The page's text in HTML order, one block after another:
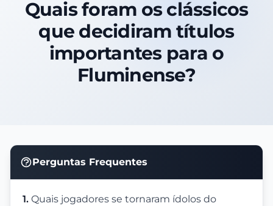
Quais foram os clássicos
que decidiram títulos
importantes para o
Fluminense?
Perguntas Frequentes
1. Quais jogadores se tornaram ídolos do